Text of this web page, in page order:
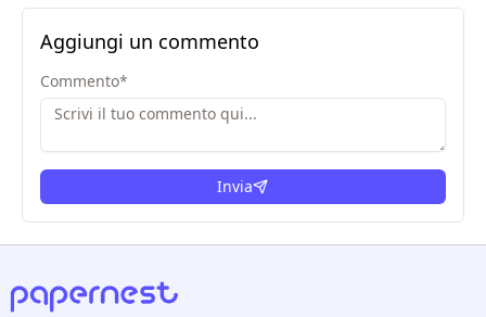
Aggiungi un commento
Commento*
Invia